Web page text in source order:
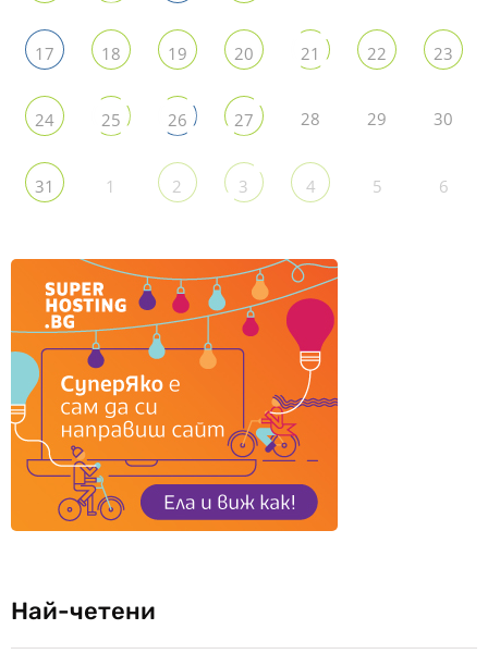
17 18 19 20 21 22 23
24 25 26 27 28 29 30
31 1 2 3 4 5 6
Най-четени